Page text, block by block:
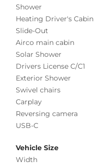
Shower
Heating Driver's Cabin
Slide-Out
Airco main cabin
Solar Shower
Drivers License C/C1
Exterior Shower
Swivel chairs
Carplay
Reversing camera
USB-C
Vehicle Size
Width